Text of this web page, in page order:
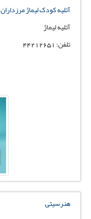
آتلیه کودک لیماژ مرزداران
آتلیه لیماژ
تلفن: 44212651
هنرسیتی